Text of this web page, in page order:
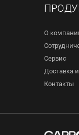
О
Сервис
Доставка
Контакты